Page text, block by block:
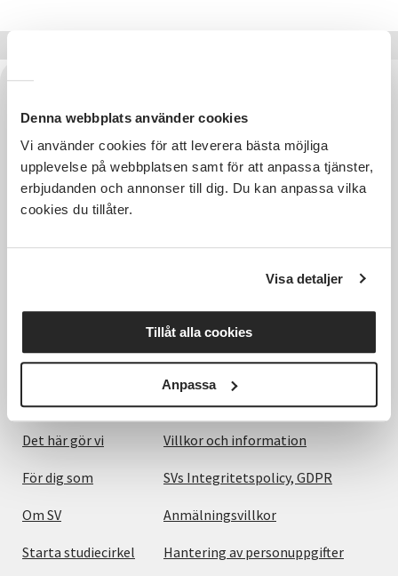
Denna webbplats använder cookies
Vi använder cookies för att leverera bästa möjliga
upplevelse på webbplatsen samt för att anpassa tjänster,
erbjudanden och annonser till dig. Du kan anpassa vilka
cookies du tillåter.
Visa detaljer
Tillåt alla cookies
Anpassa
samhällsaktör som bidrar till demokrati och
människor, miljö och samhällen.
Det här gör vi
För dig som
Om SV
Starta studiecirkel
Om webbplatsen
Villkor och information
SVs Integritetspolicy, GDPR
Anmälningsvillkor
Hantering av personuppgifter